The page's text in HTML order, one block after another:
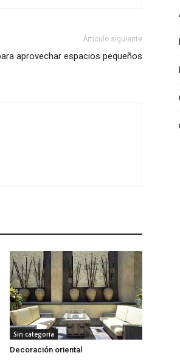
Artículo siguiente
aprovechar espacios pequeños
Sin categoría
Decoración oriental